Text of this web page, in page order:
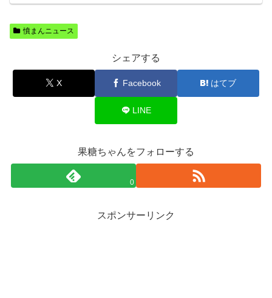
憤まんニュース
シェアする
X Facebook はてブ
LINE
果糖ちゃんをフォローする
0
スポンサーリンク